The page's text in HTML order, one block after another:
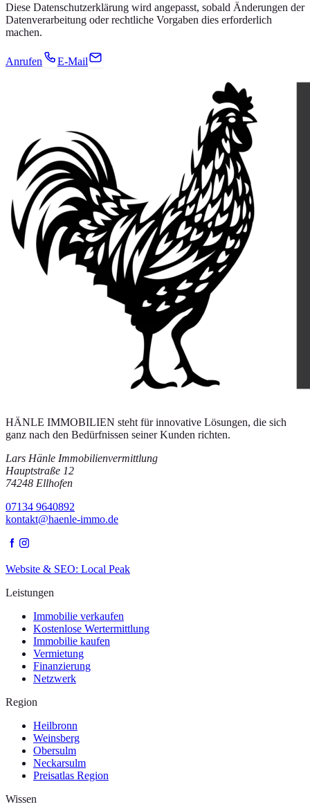
Diese Datenschutzerklärung wird angepasst, sobald Änderungen der
Datenverarbeitung oder rechtliche Vorgaben dies erforderlich
machen.
Anrufen E-Mail
HÄNLE IMMOBILIEN steht für innovative Lösungen, die sich
ganz nach den Bedürfnissen seiner Kunden richten.
Lars Hänle Immobilienvermittlung
Hauptstraße 12
74248 Ellhofen
07134 9640892
kontakt@haenle-immo.de
Website & SEO: Local Peak
Leistungen
Immobilie verkaufen
Kostenlose Wertermittlung
Immobilie kaufen
Vermietung
Finanzierung
Netzwerk
Region
Heilbronn
Weinsberg
Obersulm
Neckarsulm
Preisatlas Region
Wissen